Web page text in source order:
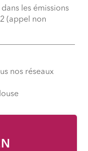
les émissions
(appel non
nos réseaux